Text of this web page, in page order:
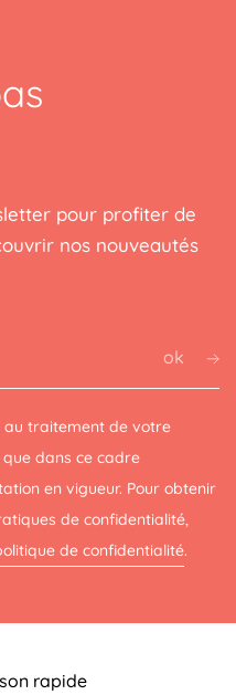
pour profiter de
nos nouveautés
ok
au traitement de votre
dans ce cadre
en vigueur. Pour obtenir
de confidentialité,
de confidentialité.
rapide